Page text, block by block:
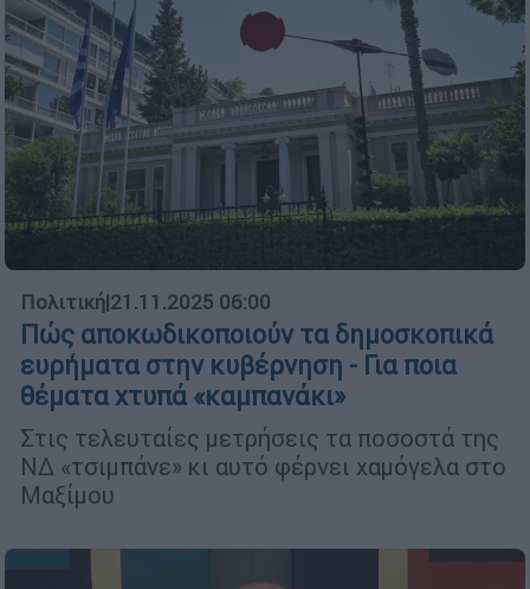
Πολιτική|21.11.2025 06:00
Πώς αποκωδικοποιούν τα δημοσκοπικά
ευρήματα στην κυβέρνηση - Για ποια
θέματα χτυπά «καμπανάκι»
Στις τελευταίες μετρήσεις τα ποσοστά της
ΝΔ «τσιμπάνε» κι αυτό φέρνει χαμόγελα στο
Μαξίμου